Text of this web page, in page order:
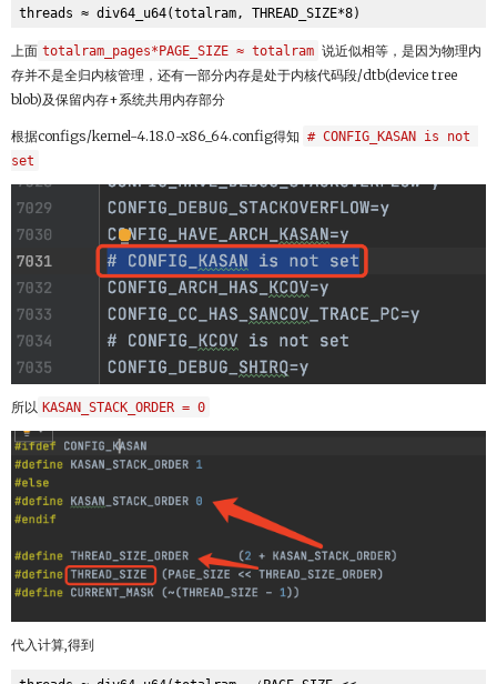
上面 totalram_pages*PAGE_SIZE ≈ totalram 说近似相等，是因为物理内
存并不是全归内核管理，还有一部分内存是处于内核代码段/dtb(device tree
blob)及保留内存+系统共用内存部分
根据configs/kernel-4.18.0-x86_64.config得知 # CONFIG_KASAN is not
set
所以 KASAN_STACK_ORDER = 0
代入计算,得到